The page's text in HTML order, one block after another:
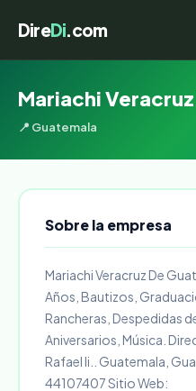
DireDi.com
Mariachi
📍 Guatemala
Sobre la empresa
Mariachi Veracruz De
Años, Bautizos,
Rancheras, Despedidas
Aniversarios, Música.
Rafael Ii.. Guatemala,
44107407 Sitio Web: